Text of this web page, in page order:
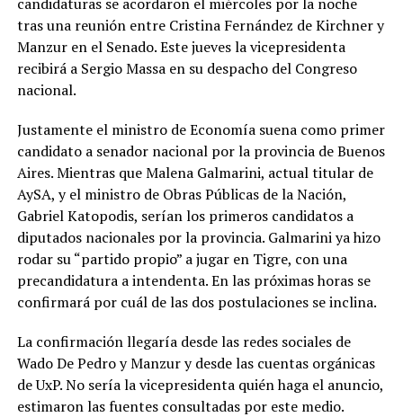
tras una reunión entre Cristina Fernández de Kirchner y
Manzur en el Senado. Este jueves la vicepresidenta
recibirá a Sergio Massa en su despacho del Congreso
nacional.
Justamente el ministro de Economía suena como primer
candidato a senador nacional por la provincia de Buenos
Aires. Mientras que Malena Galmarini, actual titular de
AySA, y el ministro de Obras Públicas de la Nación,
Gabriel Katopodis, serían los primeros candidatos a
diputados nacionales por la provincia. Galmarini ya hizo
rodar su “partido propio” a jugar en Tigre, con una
precandidatura a intendenta. En las próximas horas se
confirmará por cuál de las dos postulaciones se inclina.
La confirmación llegaría desde las redes sociales de
Wado De Pedro y Manzur y desde las cuentas orgánicas
de UxP. No sería la vicepresidenta quién haga el anuncio,
estimaron las fuentes consultadas por este medio.